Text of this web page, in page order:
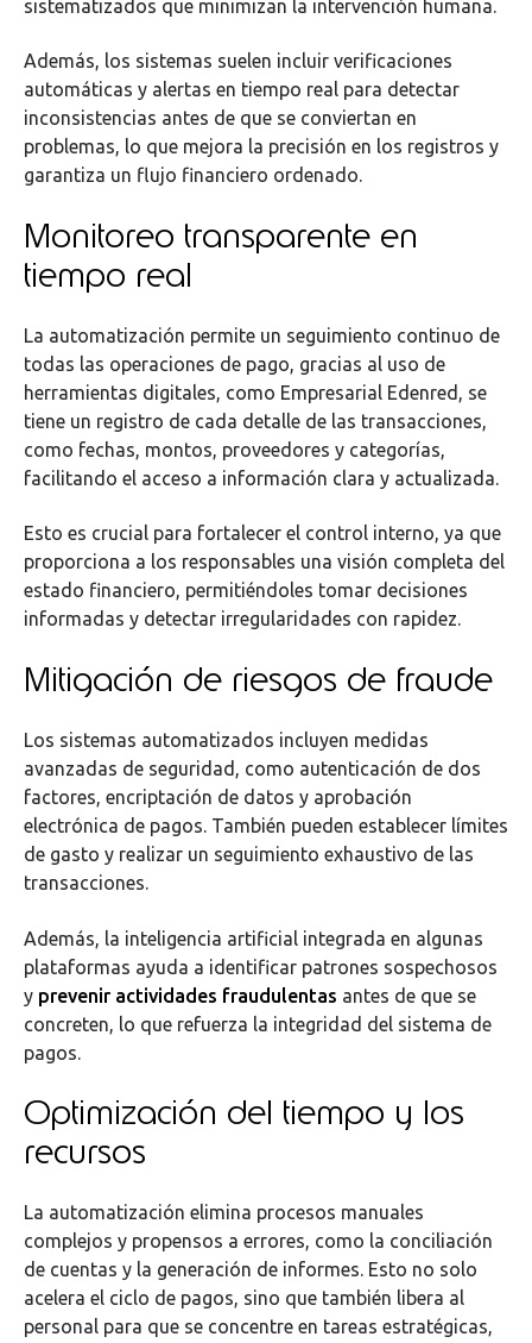
sistematizados que minimizan la intervención humana.
Además, los sistemas suelen incluir verificaciones
automáticas y alertas en tiempo real para detectar
inconsistencias antes de que se conviertan en
problemas, lo que mejora la precisión en los registros y
garantiza un flujo financiero ordenado.
Monitoreo transparente en
tiempo real
La automatización permite un seguimiento continuo de
todas las operaciones de pago, gracias al uso de
herramientas digitales, como Empresarial Edenred, se
tiene un registro de cada detalle de las transacciones,
como fechas, montos, proveedores y categorías,
facilitando el acceso a información clara y actualizada.
Esto es crucial para fortalecer el control interno, ya que
proporciona a los responsables una visión completa del
estado financiero, permitiéndoles tomar decisiones
informadas y detectar irregularidades con rapidez.
Mitigación de riesgos de fraude
Los sistemas automatizados incluyen medidas
avanzadas de seguridad, como autenticación de dos
factores, encriptación de datos y aprobación
electrónica de pagos. También pueden establecer límites
de gasto y realizar un seguimiento exhaustivo de las
transacciones.
Además, la inteligencia artificial integrada en algunas
plataformas ayuda a identificar patrones sospechosos
y prevenir actividades fraudulentas antes de que se
concreten, lo que refuerza la integridad del sistema de
pagos.
Optimización del tiempo y los
recursos
La automatización elimina procesos manuales
complejos y propensos a errores, como la conciliación
de cuentas y la generación de informes. Esto no solo
acelera el ciclo de pagos, sino que también libera al
personal para que se concentre en tareas estratégicas,